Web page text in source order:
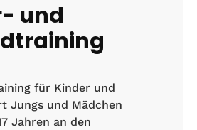
und
für Kinder und
Jungs und Mädchen
Jahren an den